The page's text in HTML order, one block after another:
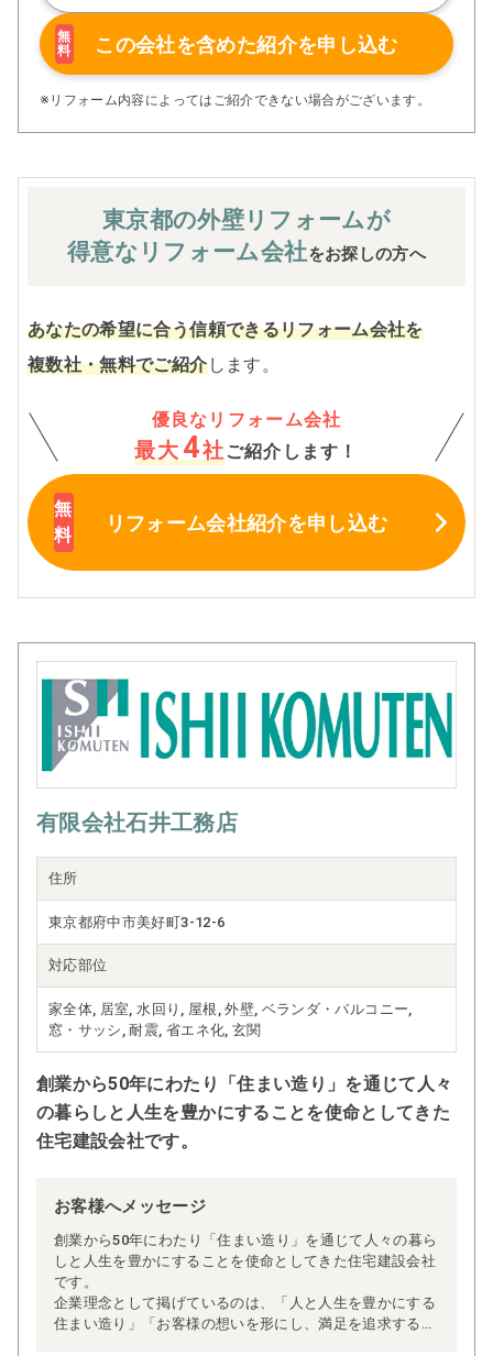
無
料
この会社を含めた紹介を申し込む
※リフォーム内容によってはご紹介できない場合がございます。
東京都の外壁 リフォームが
得意なリフォーム会社をお探しの方へ
あなたの希望に合う信頼できるリフォーム会社を
複数社・無料でご紹介します。
優良なリフォーム会社
最大 4社 ご紹介します！
リフォーム会社紹介を申し込む
有限会社石井工務店
住所
東京都府中市美好町3-12-6
対応部位
家全体, 居室, 水回り, 屋根, 外壁, ベランダ・バルコニー,
窓・サッシ, 耐震, 省エネ化, 玄関
創業から50年にわたり「住まい造り」を通じて人々
の暮らしと人生を豊かにすることを使命としてきた
住宅建設会社です。
お客様へメッセージ
創業から50年にわたり「住まい造り」を通じて人々の暮ら
しと人生を豊かにすることを使命としてきた住宅建設会社
です。
企業理念として掲げているのは、「人と人生を豊かにする
住まい造り」「お客様の想いを形にし、満足を追求する姿